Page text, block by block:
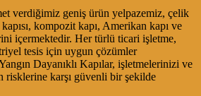
verdiğimiz geniş ürün yelpazemiz, çelik
kapısı, kompozit kapı, Amerikan kapı ve
içermektedir. Her türlü ticari işletme,
tesis için uygun çözümler
Dayanıklı Kapılar, işletmelerinizi ve
risklerine karşı güvenli bir şekilde